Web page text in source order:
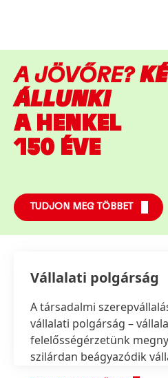
A JÖVŐRE?
ÁLLUNK!
A HENKEL
150 ÉVE
TUDJON MEG TÖBBET
Vállalati polgárság
A társadalmi
vállalati polgárság –
felelősségérzetünk
szilárdan beágyazódik